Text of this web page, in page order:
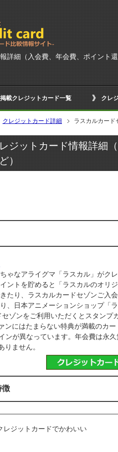
詳細（入会費、年会費、ポイント
掲載クレジットカード一覧 クレ
クレジットカード詳細 ラスカルカード
ジットカード情報詳細（
）
ゃなアライグマ「ラスカル」がク
ントを貯めると「ラスカルのオリ
たり、ラスカルカードセゾンご入
、日本アニメーションショップ「ラ
ゾンをご利用いただくとスタンプ
ンにはたまらない特典が満載のカ
ンが異なっています。年会費は永久
ません。
徴
レジットカードでかわいい